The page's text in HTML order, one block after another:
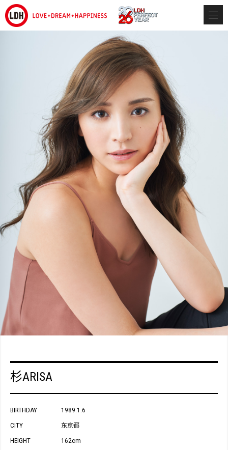
杉ARISA
BIRTHDAY 1989.1.6
CITY 东京都
HEIGHT 162cm